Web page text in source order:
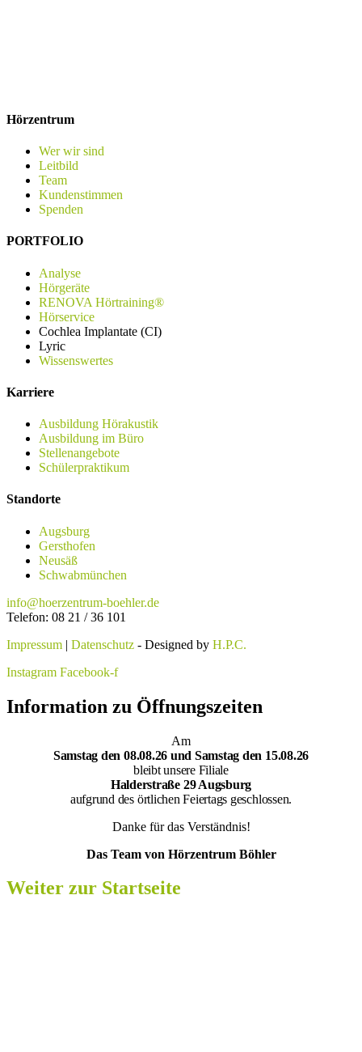
Hörzentrum
Wer wir sind
Leitbild
Team
Kundenstimmen
Spenden
PORTFOLIO
Analyse
Hörgeräte
RENOVA Hörtraining®
Hörservice
Cochlea Implantate (CI)
Lyric
Wissenswertes
Karriere
Ausbildung Hörakustik
Ausbildung im Büro
Stellenangebote
Schülerpraktikum
Standorte
Augsburg
Gersthofen
Neusäß
Schwabmünchen
info@hoerzentrum-boehler.de
Telefon: 08 21 / 36 101
Impressum | Datenschutz - Designed by H.P.C.
Instagram Facebook-f
Information zu Öffnungszeiten
Am
Samstag den 08.08.26 und Samstag den 15.08.26
bleibt unsere Filiale
Halderstraße 29 Augsburg
aufgrund des örtlichen Feiertags geschlossen.
Danke für das Verständnis!
Das Team von Hörzentrum Böhler
Weiter zur Startseite